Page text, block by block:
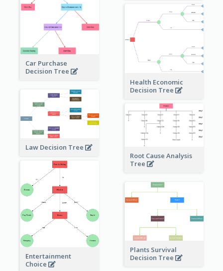
Car Purchase
Decision Tree
Health Economic
Decision Tree
Law Decision Tree
Root Cause Analysis
Tree
Entertainment
Choice
Plants Survival
Decision Tree